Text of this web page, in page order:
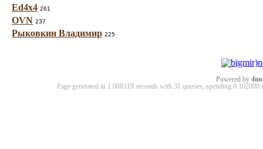
Ed4x4 261
OVN 237
Рыковкин Владимир 225
Powered by
Page generated in 1.008319 seconds with 31 queries, spending